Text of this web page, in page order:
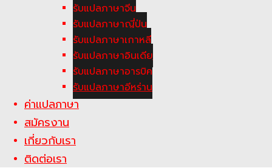
รับแปลภาษาจีน
รับแปลภาษาญี่ปุ่น
รับแปลภาษาเกาหลี
รับแปลภาษาอินเดีย
รับแปลภาษาอารบิค
รับแปลภาษาอีหร่าน
ค่าแปลภาษา
สมัครงาน
เกี่ยวกับเรา
ติดต่อเรา